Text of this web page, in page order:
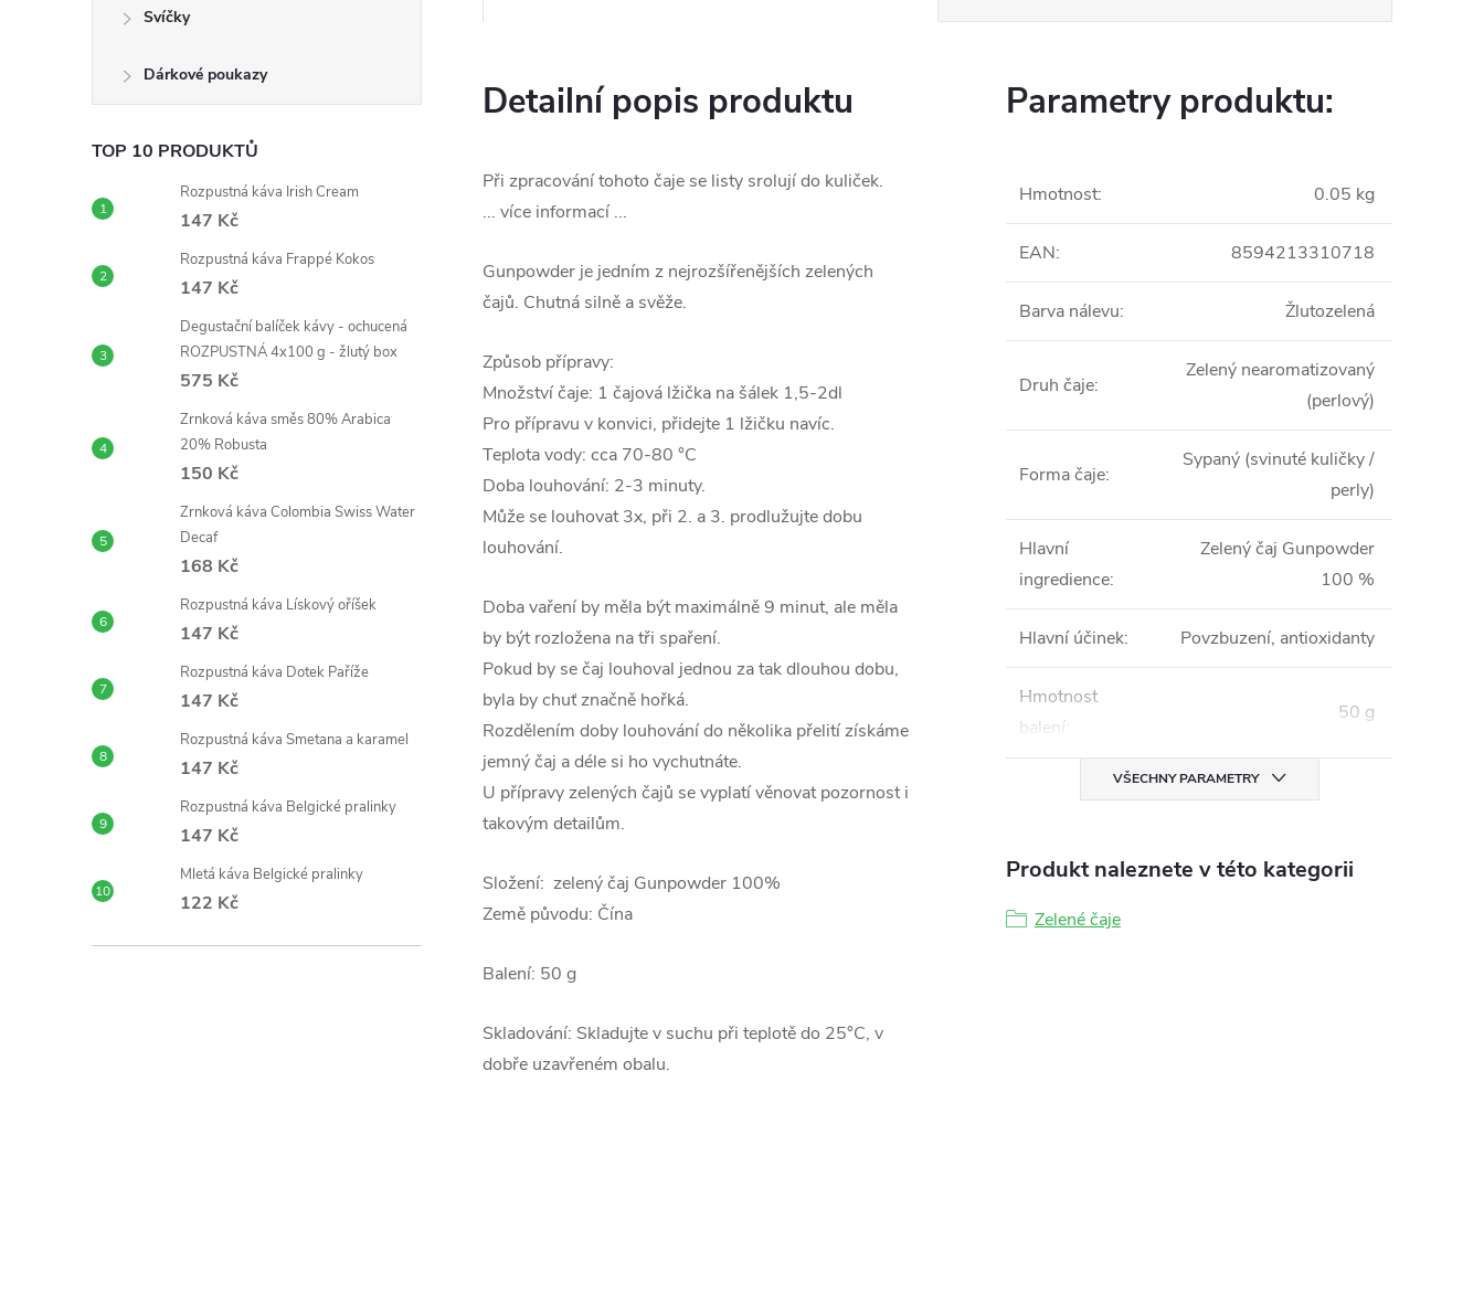
Svíčky
Dárkové poukazy
TOP 10 PRODUKTŮ
Rozpustná káva Irish Cream
147 Kč
Rozpustná káva Frappé Kokos
147 Kč
Degustační balíček kávy - ochucená
ROZPUSTNÁ 4x100 g - žlutý box
575 Kč
Zrnková káva směs 80% Arabica
20% Robusta
150 Kč
Zrnková káva Colombia Swiss Water
Decaf
168 Kč
Rozpustná káva Lískový oříšek
147 Kč
Rozpustná káva Dotek Paříže
147 Kč
Rozpustná káva Smetana a karamel
147 Kč
Rozpustná káva Belgické pralinky
147 Kč
Mletá káva Belgické pralinky
122 Kč
Detailní popis produktu
Při zpracování tohoto čaje se listy srolují do kuliček.
... více informací ...
Gunpowder je jedním z nejrozšířenějších zelených
čajů. Chutná silně a svěže.
Způsob přípravy:
Množství čaje: 1 čajová lžička na šálek 1,5-2dl
Pro přípravu v konvici, přidejte 1 lžičku navíc.
Teplota vody: cca 70-80 °C
Doba louhování: 2-3 minuty.
Může se louhovat 3x, při 2. a 3. prodlužujte dobu
louhování.
Doba vaření by měla být maximálně 9 minut, ale měla
by být rozložena na tři spaření.
Pokud by se čaj louhoval jednou za tak dlouhou dobu,
byla by chuť značně hořká.
Rozdělením doby louhování do několika přelití získáme
jemný čaj a déle si ho vychutnáte.
U přípravy zelených čajů se vyplatí věnovat pozornost i
takovým detailům.
Složení: zelený čaj Gunpowder 100%
Země původu: Čína
Balení: 50 g
Skladování: Skladujte v suchu při teplotě do 25°C, v
dobře uzavřeném obalu.
Parametry produktu:
Hmotnost: 0.05 kg
EAN: 8594213310718
Barva nálevu: Žlutozelená
Druh čaje:
Zelený nearomatizovaný
(perlový)
Forma čaje:
Sypaný (svinuté kuličky /
perly)
Hlavní
ingredience:
Zelený čaj Gunpowder
100 %
Hlavní účinek: Povzbuzení, antioxidanty
Hmotnost
balení:
50 g
VŠECHNY PARAMETRY
Produkt naleznete v této kategorii
Zelené čaje